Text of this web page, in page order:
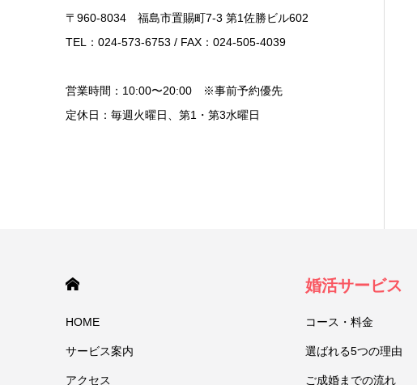
〒960-8034 福島市置賜町7-3 第1佐勝ビル602
TEL：024-573-6753 / FAX：024-505-4039
営業時間：10:00〜20:00 ※事前予約優先
定休日：毎週火曜日、第1・第3水曜日
HOME
サービス案内
アクセス
婚活サービス
コース・料金
選ばれる5つの理由
ご成婚までの流れ